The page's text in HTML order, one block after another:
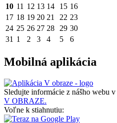
10 11 12 13 14 15 16
17 18 19 20 21 22 23
24 25 26 27 28 29 30
31 1 2 3 4 5 6
Mobilná aplikácia
Sledujte informácie z nášho webu v
V OBRAZE.
Voľne k stiahnutiu: